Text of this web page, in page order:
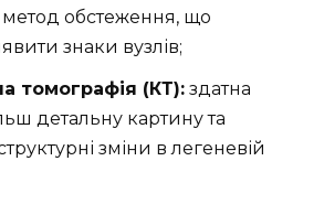
обстеження, що
знаки вузлів;
томографія (КТ): здатна
детальну картину та
зміни в легеневій